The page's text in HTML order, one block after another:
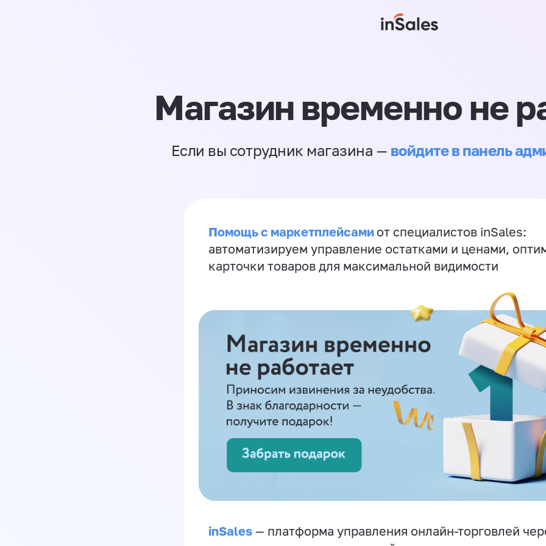
Магазин временно не
Если вы сотрудник магазина — войдите в панель
Помощь с маркетплейсами от специалистов inSales:
автоматизируем управление остатками и ценами,
карточки товаров для максимальной видимости
inSales — платформа управления онлайн-торговлей